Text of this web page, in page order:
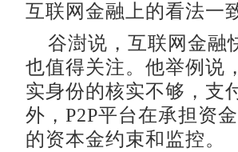
互联网金融上的看法一
谷澍说，互联网金融
也值得关注。他举例说
实身份的核实不够，支
外，P2P平台在承担资
的资本金约束和监控。